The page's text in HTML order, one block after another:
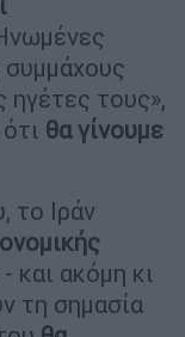
συμμάχους
τους»,
θα γίνουμε
το Ιράν
- και ακόμη κι
τη σημασία